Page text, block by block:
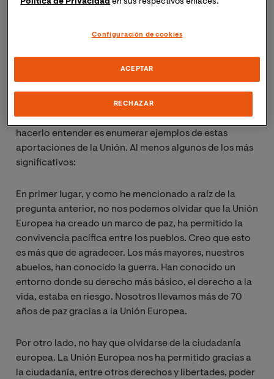
Por supuesto, muchas de las libertades y derechos que
que obviar las numerosísimas aportaciones de
grandísimo valor, de un valor intergeneracional,
procedentes de la Unión Europea. Y lo mejor para
hacerlo entender es enumerar ejemplos de estas
aportaciones de la Unión. Al menos algunos de los más
significativos:
En primer lugar, y como he mencionado a raíz de la
pregunta anterior, no nos podemos olvidar que la Unión
Europea ha creado un marco de paz, ha permitido la
convivencia pacífica entre los pueblos. Creo que esto
es más que de agradecer. Los más mayores, nuestros
abuelos, han conocido la guerra. Han conocido un
entorno donde su derecho más básico, el derecho a la
vida, estaba en riesgo. Nosotros llevamos más de 70
años de paz gracias a la Unión Europea.
Por otro lado, no hay que olvidarse de la ciudadanía
europea. La Unión Europea nos ha permitido gracias a
la ciudadanía, entre otros derechos y libertades, poder
Política de Privacidad en sus respectivos enlaces.
Configuración de cookies
RECHAZAR
ACEPTAR